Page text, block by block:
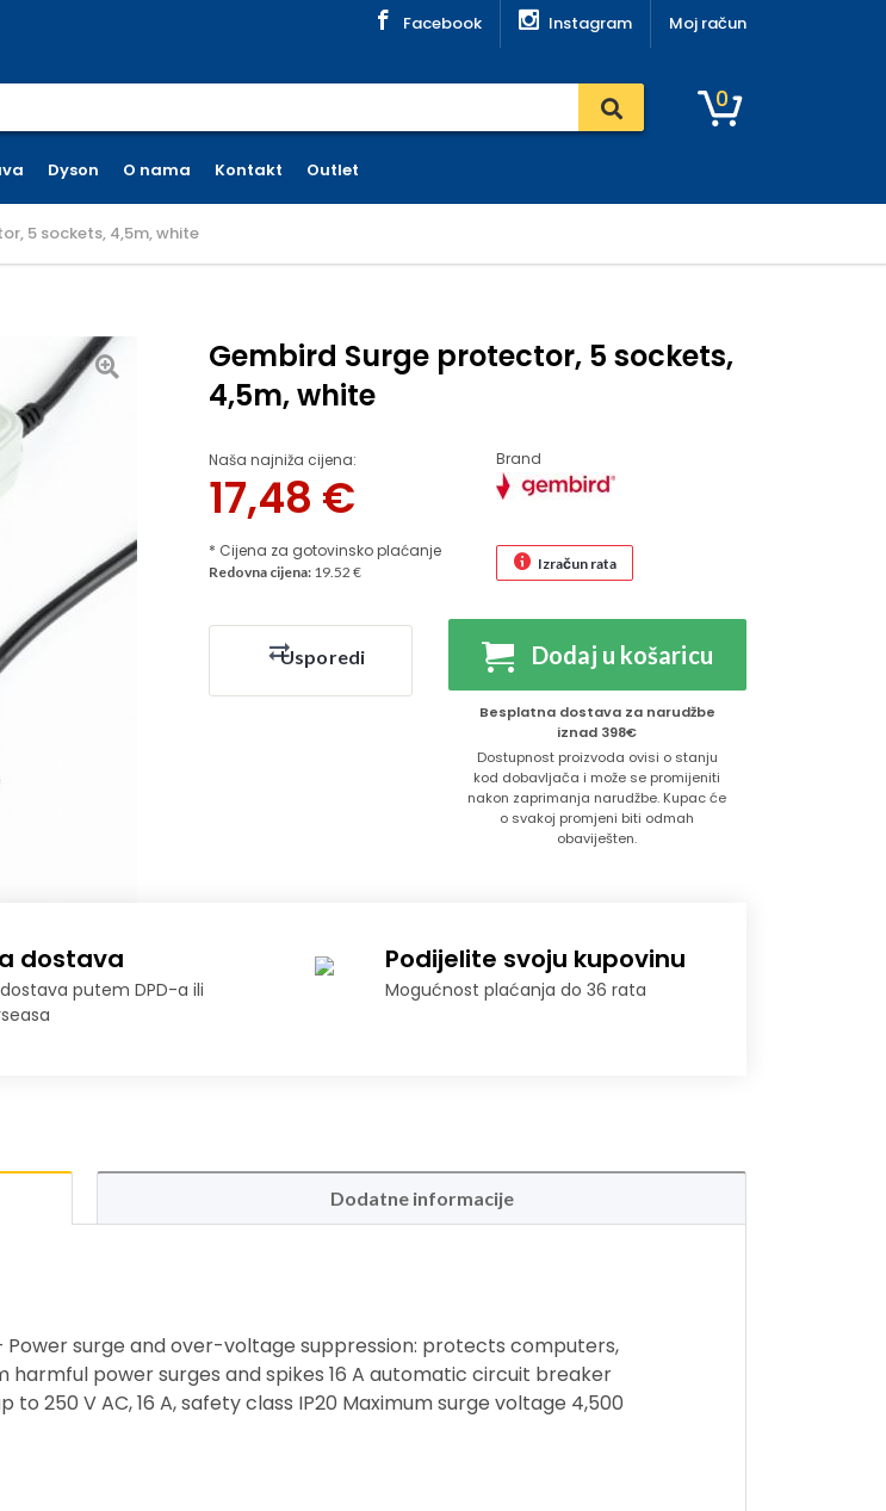
Facebook Instagram Moj račun
0
Dyson O nama Kontakt Outlet
5 sockets, 4,5m, white
Gembird Surge protector, 5 sockets,
4,5m, white
Naša najniža cijena:
17,48 €
* Cijena za gotovinsko plaćanje
Brand
Redovna cijena: 19.52 € Izračun rata
Usporedi Dodaj u košaricu
Besplatna dostava za narudžbe
iznad 398€
Dostupnost proizvoda ovisi o stanju
kod dobavljača i može se promijeniti
nakon zaprimanja narudžbe. Kupac će
o svakoj promjeni biti odmah
obaviješten.
dostava
putem DPD-a ili
Podijelite svoju kupovinu
Mogućnost plaćanja do 36 rata
Dodatne informacije
surge and over-voltage suppression: protects computers,
power surges and spikes 16 A automatic circuit breaker
250 V AC, 16 A, safety class IP20 Maximum surge voltage 4,500